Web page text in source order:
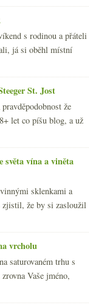
s rodinou a přáteli
já si oběhl místní
St. Jost
že
let co píšu blog, a už
světa vína a viněta
sklenkami a
zjistil, že by si zasloužil
vrcholu
saturovaném trhu s
Vaše jméno,